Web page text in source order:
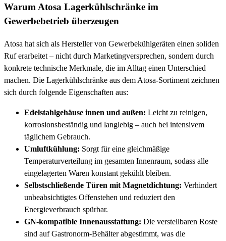
Warum Atosa Lagerkühlschränke im
Gewerbebetrieb überzeugen
Atosa hat sich als Hersteller von Gewerbekühlgeräten einen soliden
Ruf erarbeitet – nicht durch Marketingversprechen, sondern durch
konkrete technische Merkmale, die im Alltag einen Unterschied
machen. Die Lagerkühlschränke aus dem Atosa-Sortiment zeichnen
sich durch folgende Eigenschaften aus:
Edelstahlgehäuse innen und außen: Leicht zu reinigen,
korrosionsbeständig und langlebig – auch bei intensivem
täglichem Gebrauch.
Umluftkühlung: Sorgt für eine gleichmäßige
Temperaturverteilung im gesamten Innenraum, sodass alle
eingelagerten Waren konstant gekühlt bleiben.
Selbstschließende Türen mit Magnetdichtung: Verhindert
unbeabsichtigtes Offenstehen und reduziert den
Energieverbrauch spürbar.
GN-kompatible Innenausstattung: Die verstellbaren Roste
sind auf Gastronorm-Behälter abgestimmt, was die